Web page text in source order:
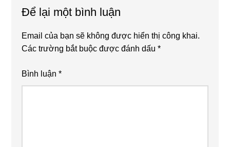
Để lại một bình luận
Email của bạn sẽ không được hiển thị công khai.
Các trường bắt buộc được đánh dấu*
Bình luận*